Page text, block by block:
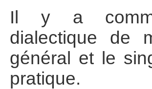
Il y a
dialectique de
général et le
pratique.